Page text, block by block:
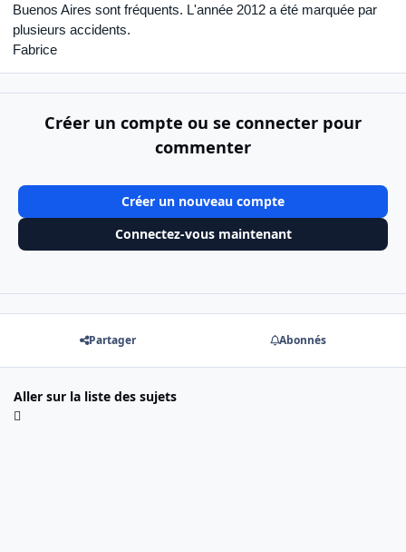
Buenos Aires sont fréquents. L'année 2012 a été marquée par
plusieurs accidents.
Fabrice
Créer un compte ou se connecter pour
commenter
Créer un nouveau compte
Connectez-vous maintenant
Partager Abonnés
Aller sur la liste des sujets